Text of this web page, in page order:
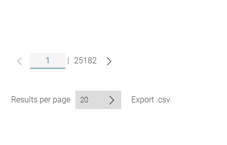
| 25182
Results per page Export .csv